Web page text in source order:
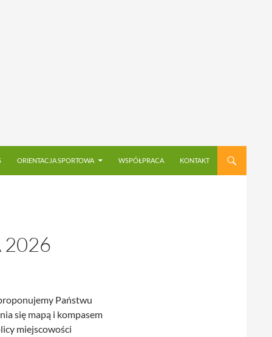
ORIENTACJA SPORTOWA WSPÓŁPRACA KONTAKT
2026
Państwu
się mapą i kompasem
miejscowości